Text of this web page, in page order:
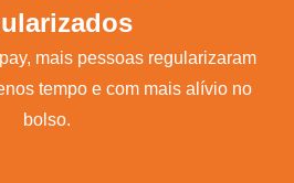
mais pessoas regularizaram
tempo e com mais alívio no
bolso.